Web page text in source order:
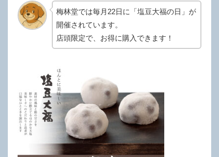
梅林堂では毎月22日に「塩豆大福の日」が
開催されています。
店頭限定で、お得に購入できます！